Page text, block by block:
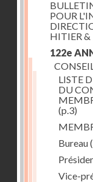
POUR
HITIER &
122e
LISTE
DU
(p.3)
Bureau
Vice-